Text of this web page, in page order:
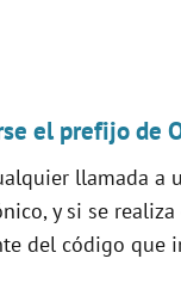
el prefijo de
llamada a
y si se
del código que